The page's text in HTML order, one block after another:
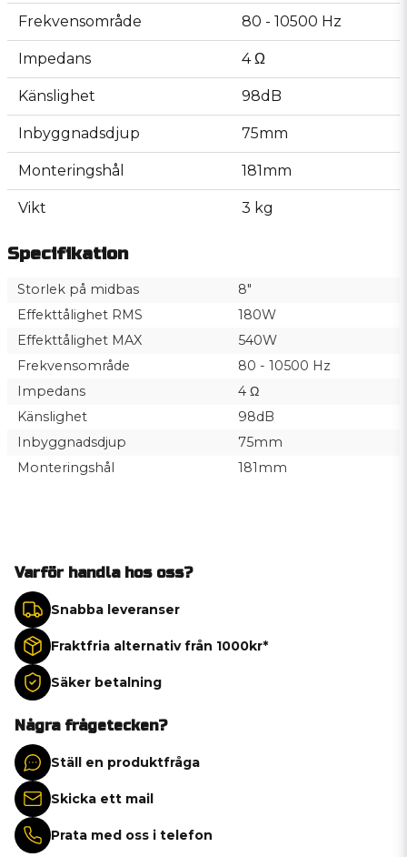
Frekvensområde 80 - 10500 Hz
Impedans 4 Ω
Känslighet 98dB
Inbyggnadsdjup 75mm
Monteringshål 181mm
Vikt 3 kg
Specifikation
Storlek på midbas
8"
Effekttålighet RMS
180W
Effekttålighet MAX
540W
Frekvensområde
80 - 10500 Hz
Impedans
4 Ω
Känslighet
98dB
Inbyggnadsdjup
75mm
Monteringshål
181mm
Varför handla hos oss?
Snabba leveranser
Fraktfria alternativ från 1000kr*
Säker betalning
Några frågetecken?
Ställ en produktfråga
Skicka ett mail
Prata med oss i telefon